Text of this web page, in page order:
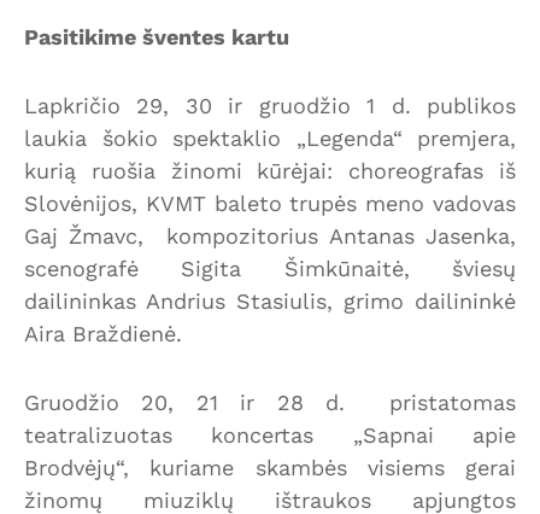
Pasitikime šventes kartu
Lapkričio 29, 30 ir gruodžio 1 d. publikos
laukia šokio spektaklio „Legenda“ premjera,
kurią ruošia žinomi kūrėjai: choreografas iš
Slovėnijos, KVMT baleto trupės meno vadovas
Gaj Žmavc, kompozitorius Antanas Jasenka,
scenografė Sigita Šimkūnaitė, šviesų
dailininkas Andrius Stasiulis, grimo dailininkė
Aira Braždienė.
Gruodžio 20, 21 ir 28 d. pristatomas
teatralizuotas koncertas „Sapnai apie
Brodvėjų“, kuriame skambės visiems gerai
žinomų miuziklų ištraukos apjungtos